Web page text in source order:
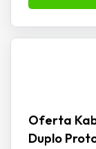
Oferta
Duplo